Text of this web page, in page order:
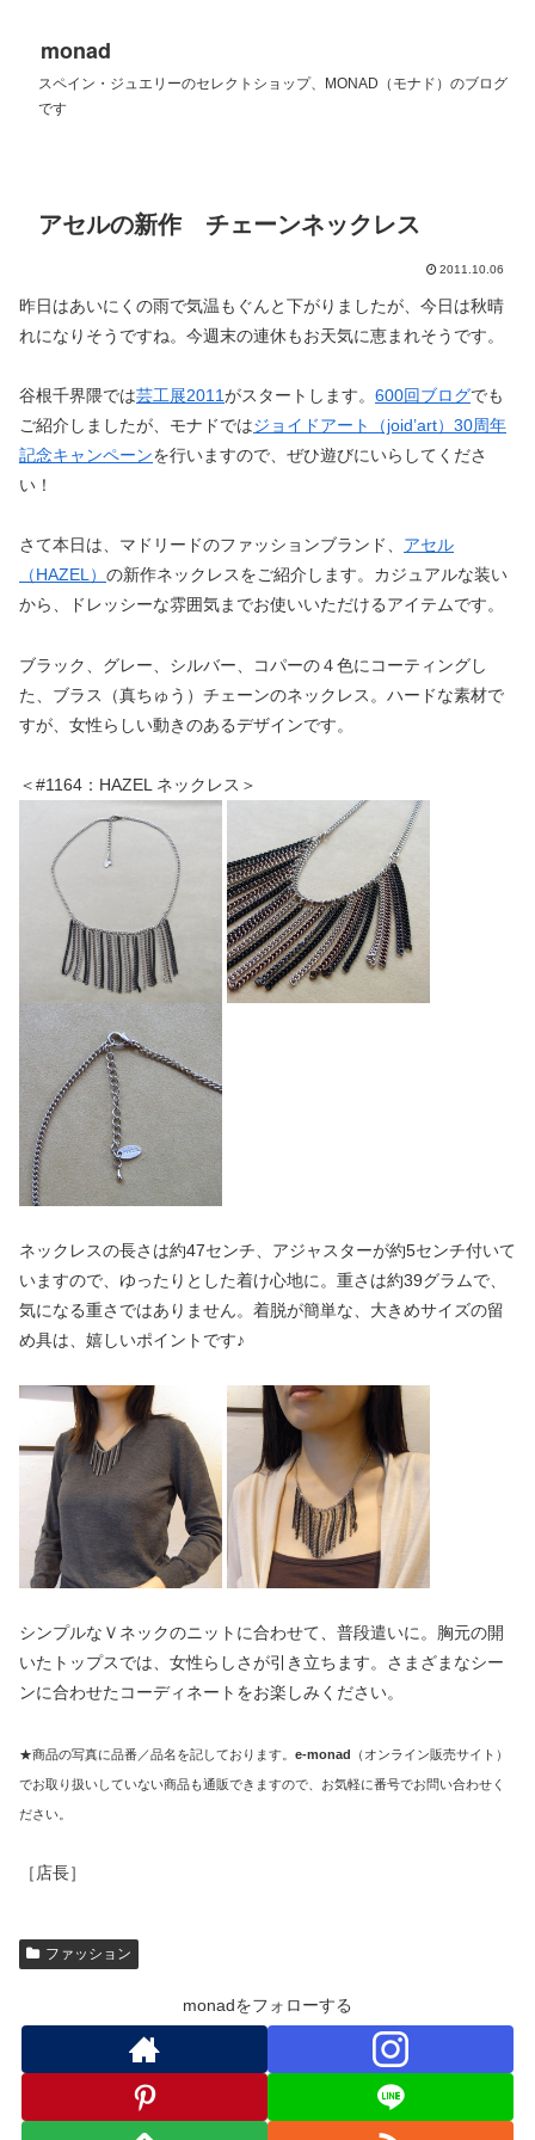
monad
スペイン・ジュエリーのセレクトショップ、MONAD（モナド）のブログ
です
アセルの新作 チェーンネックレス
2011.10.06
昨日はあいにくの雨で気温もぐんと下がりましたが、今日は秋晴
れになりそうですね。今週末の連休もお天気に恵まれそうです。
谷根千界隈では芸工展2011がスタートします。 600回ブログでも
ご紹介しましたが、モナドではジョイドアート（joid’art）30周年
記念キャンペーンを行いますので、ぜひ遊びにいらしてくださ
い！
さて本日は、マドリードのファッションブランド、 アセル
（HAZEL） の新作ネックレスをご紹介します。カジュアルな装い
から、ドレッシーな雰囲気までお使いいただけるアイテムです。
ブラック、グレー、シルバー、コパーの４色にコーティングし
た、ブラス（真ちゅう）チェーンのネックレス。ハードな素材で
すが、女性らしい動きのあるデザインです。
＜#1164：HAZEL ネックレス＞
ネックレスの長さは約47センチ、アジャスターが約5センチ付いて
いますので、ゆったりとした着け心地に。重さは約39グラムで、
気になる重さではありません。着脱が簡単な、大きめサイズの留
め具は、嬉しいポイントです♪
シンプルなＶネックのニットに合わせて、普段遣いに。胸元の開
いたトップスでは、女性らしさが引き立ちます。さまざまなシー
ンに合わせたコーディネートをお楽しみください。
★商品の写真に品番／品名を記しております。 e-monad （オンライン販売サイト）
でお取り扱いしていない商品も通販できますので、お気軽に番号でお問い合わせく
ださい。
［店長］
ファッション
monadをフォローする